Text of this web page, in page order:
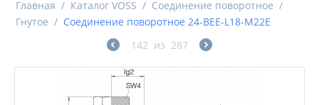
Главная / Каталог VOSS / Соединение поворотное /
Гнутое / Соединение поворотное 24-BEE-L18-M22E
142 из 287